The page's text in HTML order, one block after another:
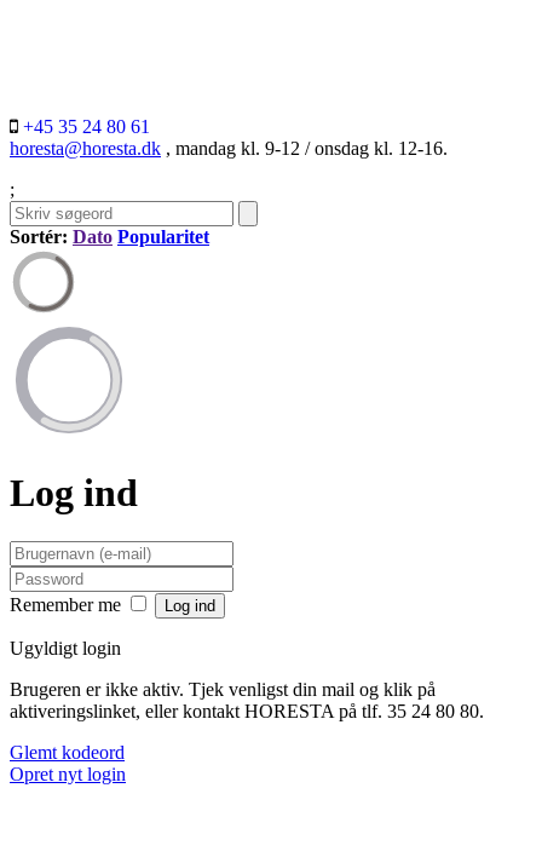
+45 35 24 80 61
horesta@horesta.dk , mandag kl. 9-12 / onsdag kl. 12-16.
;
Sortér: Dato Popularitet
Log ind
Remember me
Ugyldigt login
Brugeren er ikke aktiv. Tjek venligst din mail og klik på
aktiveringslinket, eller kontakt HORESTA på tlf. 35 24 80 80.
Glemt kodeord
Opret nyt login